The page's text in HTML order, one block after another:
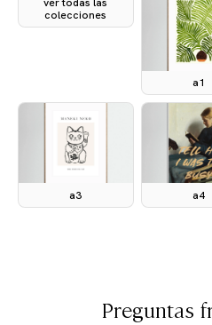
colecciones
a1
a3 a4
Preguntas